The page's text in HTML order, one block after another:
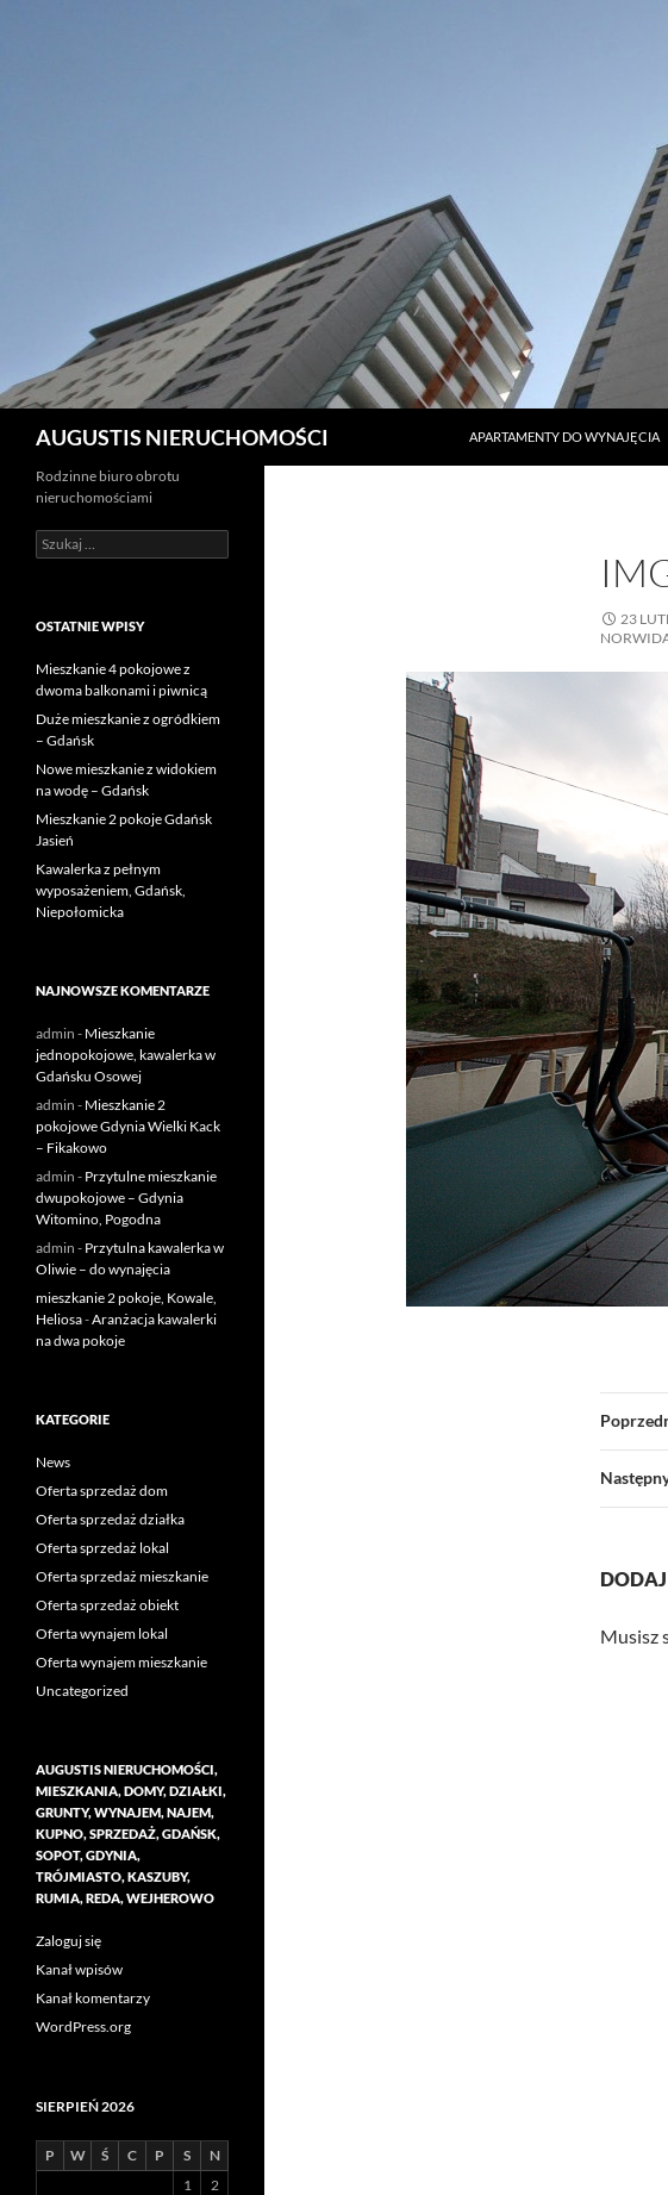
AUGUSTIS NIERUCHOMOŚCI
APARTAMENTY DO WYNAJĘCIA
23
Musisz
Rodzinne biuro obrotu
nieruchomościami
Szukaj:
OSTATNIE WPISY
Mieszkanie 4 pokojowe z
dwoma balkonami i piwnicą
Duże mieszkanie z ogródkiem
– Gdańsk
Nowe mieszkanie z widokiem
na wodę – Gdańsk
Mieszkanie 2 pokoje Gdańsk
Jasień
Kawalerka z pełnym
wyposażeniem, Gdańsk,
Niepołomicka
NAJNOWSZE KOMENTARZE
admin - Mieszkanie
jednopokojowe, kawalerka w
Gdańsku Osowej
admin - Mieszkanie 2
pokojowe Gdynia Wielki Kack
– Fikakowo
admin - Przytulne mieszkanie
dwupokojowe – Gdynia
Witomino, Pogodna
admin - Przytulna kawalerka w
Oliwie – do wynajęcia
mieszkanie 2 pokoje, Kowale,
Heliosa-Aranżacja kawalerki
na dwa pokoje
KATEGORIE
News
Oferta sprzedaż dom
Oferta sprzedaż działka
Oferta sprzedaż lokal
Oferta sprzedaż mieszkanie
Oferta sprzedaż obiekt
Oferta wynajem lokal
Oferta wynajem mieszkanie
Uncategorized
AUGUSTIS NIERUCHOMOŚCI,
MIESZKANIA, DOMY, DZIAŁKI,
GRUNTY, WYNAJEM, NAJEM,
KUPNO, SPRZEDAŻ, GDAŃSK,
SOPOT, GDYNIA,
TRÓJMIASTO, KASZUBY,
RUMIA, REDA, WEJHEROWO
Zaloguj się
Kanał wpisów
Kanał komentarzy
WordPress.org
SIERPIEŃ 2026
P W Ś C P S
N
1
2